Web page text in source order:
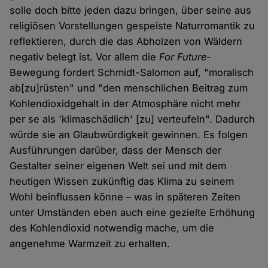
solle doch bitte jeden dazu bringen, über seine aus
religiösen Vorstellungen gespeiste Naturromantik zu
reflektieren, durch die das Abholzen von Wäldern
negativ belegt ist. Vor allem dieFor Future-
Bewegung fordert Schmidt-Salomon auf, "moralisch
ab[zu]rüsten" und "den menschlichen Beitrag zum
Kohlendioxidgehalt in der Atmosphäre nicht mehr
per se als 'klimaschädlich' [zu] verteufeln". Dadurch
würde sie an Glaubwürdigkeit gewinnen. Es folgen
Ausführungen darüber, dass der Mensch der
Gestalter seiner eigenen Welt sei und mit dem
heutigen Wissen zukünftig das Klima zu seinem
Wohl beinflussen könne – was in späteren Zeiten
unter Umständen eben auch eine gezielte Erhöhung
des Kohlendioxid notwendig mache, um die
angenehme Warmzeit zu erhalten.